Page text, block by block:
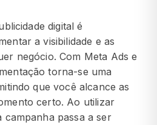
digital é
a visibilidade e as
negócio. Com Meta Ads e
torna-se uma
que você alcance as
certo. Ao utilizar
campanha passa a ser